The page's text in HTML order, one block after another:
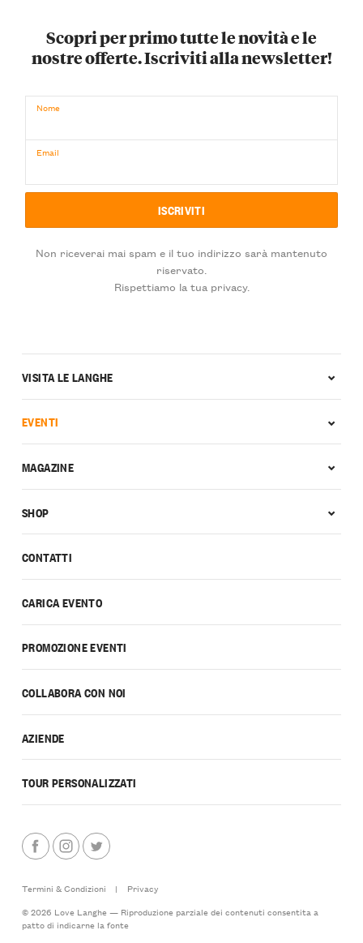
Scopri per primo tutte le novità e le
nostre offerte. Iscriviti alla newsletter!
Nome
Email
Non riceverai mai spam e il tuo indirizzo sarà mantenuto
riservato.
Rispettiamo la tua privacy.
CONTATTI
CARICA EVENTO
PROMOZIONE EVENTI
COLLABORA CON NOI
AZIENDE
TOUR PERSONALIZZATI
VISITA LE LANGHE
EVENTI
MAGAZINE
SHOP
Termini & Condizioni |
Privacy
© 2026 Love Langhe — Riproduzione parziale dei contenuti consentita a
patto di indicarne la fonte